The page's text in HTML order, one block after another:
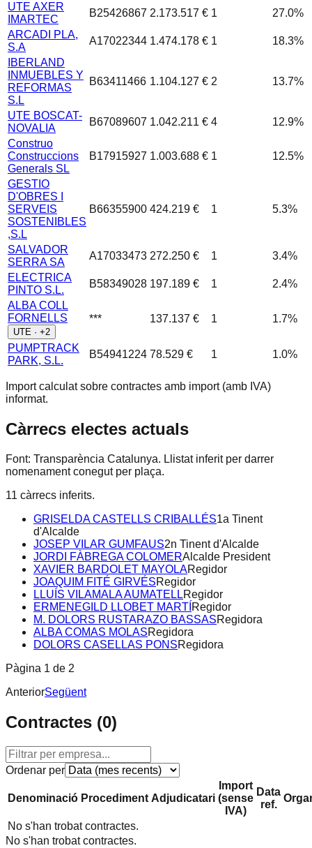
UTE AXER
IMARTEC
B25426867 2.173.517 € 1 27.0%
ARCADI PLA,
S.A
A17022344 1.474.178 € 1 18.3%
IBERLAND
INMUEBLES Y
REFORMAS
S.L
B63411466 1.104.127 € 2 13.7%
UTE BOSCAT-
NOVALIA
B67089607 1.042.211 € 4 12.9%
Construo
Construccions
Generals SL
B17915927 1.003.688 € 1 12.5%
GESTIO
D'OBRES I
SERVEIS
SOSTENIBLES
,S.L
B66355900 424.219 € 1 5.3%
SALVADOR
SERRA SA
A17033473 272.250 € 1 3.4%
ELECTRICA
PINTO S.L.
B58349028 197.189 € 1 2.4%
ALBA COLL
FORNELLS
UTE · +2
*** 137.137 € 1 1.7%
PUMPTRACK
PARK, S.L.
B54941224 78.529 € 1 1.0%
Import calculat sobre contractes amb import (amb IVA)
informat.
Càrrecs electes actuals
Font: Transparència Catalunya. Llistat inferit per darrer
nomenament conegut per plaça.
11 càrrecs inferits.
GRISELDA CASTELLS CRIBALLÉS1a Tinent
d'Alcalde
JOSEP VILAR GUMFAUS2n Tinent d'Alcalde
JORDI FÀBREGA COLOMERAlcalde President
XAVIER BARDOLET MAYOLARegidor
JOAQUIM FITÉ GIRVÉSRegidor
LLUÍS VILAMALA AUMATELLRegidor
ERMENEGILD LLOBET MARTÍ Regidor
M. DOLORS RUSTARAZO BASSASRegidora
ALBA COMAS MOLASRegidora
DOLORS CASELLAS PONSRegidora
Pàgina 1 de 2
AnteriorSegüent
Contractes (0)
Ordenar per
Denominació Procediment Adjudicatari
Import
(sense
IVA)
Data
ref.
No s'han trobat contractes.
No s'han trobat contractes.